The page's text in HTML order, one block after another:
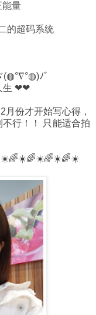
能量
的超码系统
(◍°∇°◍)ﾉﾞ
生 ❤❤
月份才开始写心得，
行！！ 只能适合拍